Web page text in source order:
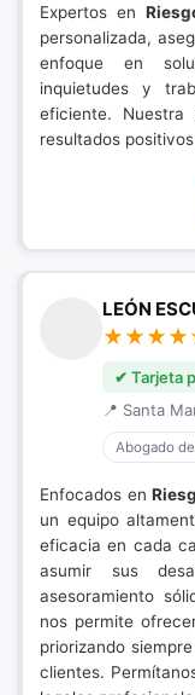
Expertos en
personalizada,
enfoque en
inquietudes y
eficiente. Nuestra
resultados
LEÓN
✔ Tarjeta
📍 Santa
Abogado
Enfocados en
un equipo
eficacia en cada
asumir sus
asesoramiento
nos permite
priorizando
clientes.